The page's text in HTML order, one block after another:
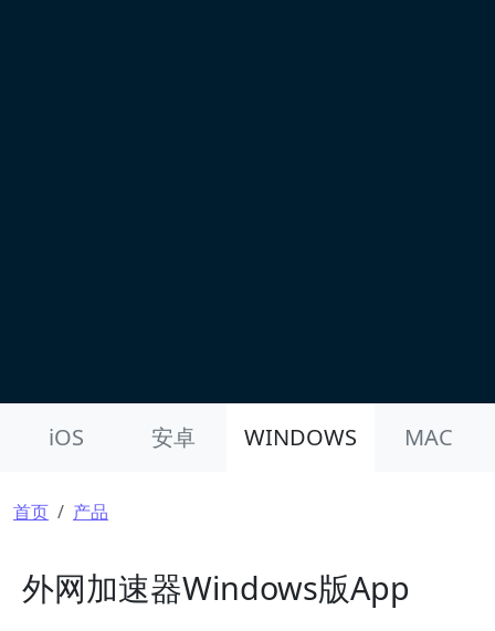
iOS 安卓 WINDOWS MAC
面包屑
首页 产品
外网加速器Windows版App